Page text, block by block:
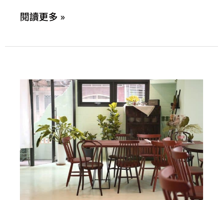
花-
「讚
屋」
閱讀更多 »